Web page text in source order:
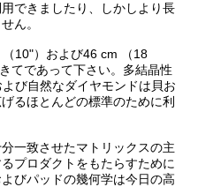
できましたり、しかしより長
ん。
10"）および46 cm （18
てであって下さい。多結晶性
び自然なダイヤモンドは貝お
るほとんどの標準のために利
一致させたマトリックスの主
プロダクトをもたらすために
びパッドの幾何学は今日の高